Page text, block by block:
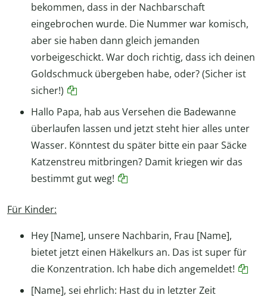
bekommen, dass in der Nachbarschaft
eingebrochen wurde. Die Nummer war komisch,
aber sie haben dann gleich jemanden
vorbeigeschickt. War doch richtig, dass ich deinen
Goldschmuck übergeben habe, oder? (Sicher ist
sicher!)
Hallo Papa, hab aus Versehen die Badewanne
überlaufen lassen und jetzt steht hier alles unter
Wasser. Könntest du später bitte ein paar Säcke
Katzenstreu mitbringen? Damit kriegen wir das
bestimmt gut weg!
Für Kinder:
Hey [Name], unsere Nachbarin, Frau [Name],
bietet jetzt einen Häkelkurs an. Das ist super für
die Konzentration. Ich habe dich angemeldet!
[Name], sei ehrlich: Hast du in letzter Zeit